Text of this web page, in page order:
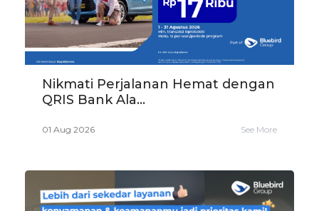
Nikmati Perjalanan Hemat dengan
QRIS Bank Ala...
01 Aug 2026 See More